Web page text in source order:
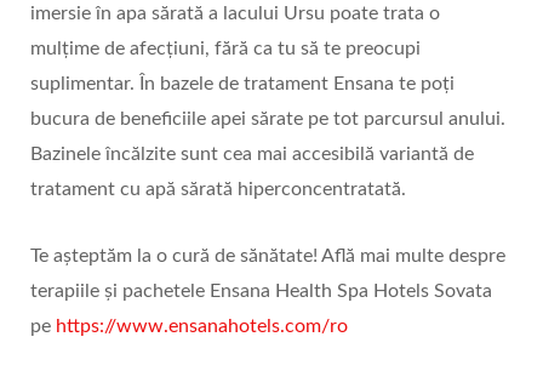
imersie în apa sărată a lacului Ursu poate trata o
mulțime de afecțiuni, fără ca tu să te preocupi
suplimentar. În bazele de tratament Ensana te poți
bucura de beneficiile apei sărate pe tot parcursul anului.
Bazinele încălzite sunt cea mai accesibilă variantă de
tratament cu apă sărată hiperconcentratată.
Te așteptăm la o cură de sănătate! Află mai multe despre
terapiile și pachetele Ensana Health Spa Hotels Sovata
pe https://www.ensanahotels.com/ro